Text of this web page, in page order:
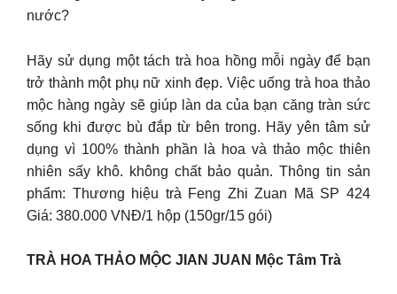
nước?
Hãy sử dụng một tách trà hoa hồng mỗi ngày để bạn
trở thành một phụ nữ xinh đẹp. Việc uống trà hoa thảo
mộc hàng ngày sẽ giúp làn da của bạn căng tràn sức
sống khi được bù đắp từ bên trong. Hãy yên tâm sử
dụng vì 100% thành phần là hoa và thảo mộc thiên
nhiên sấy khô. không chất bảo quản. Thông tin sản
phẩm: Thương hiệu trà Feng Zhi Zuan Mã SP 424
Giá: 380.000 VNĐ/1 hộp (150gr/15 gói)
TRÀ HOA THẢO MỘC JIAN JUAN Mộc Tâm Trà